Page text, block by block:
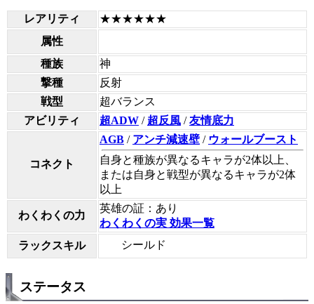
レアリティ
★★★★★★
属性
種族
神
撃種
反射
戦型
超バランス
アビリティ
超ADW / 超反風 /友情底力
コネクト
AGB / アンチ減速壁 / ウォールブースト
自身と種族が異なるキャラが2体以上、
または自身と戦型が異なるキャラが2体
以上
わくわくの力
英雄の証：あり
わくわくの実 効果一覧
ラックスキル
シールド
ステータス